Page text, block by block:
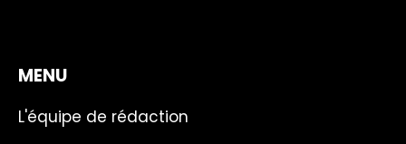
MENU
L'équipe de rédaction